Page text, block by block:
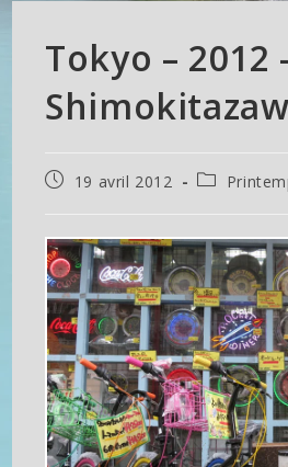
Tokyo – 2012
Publication
19 avril 2012
Post